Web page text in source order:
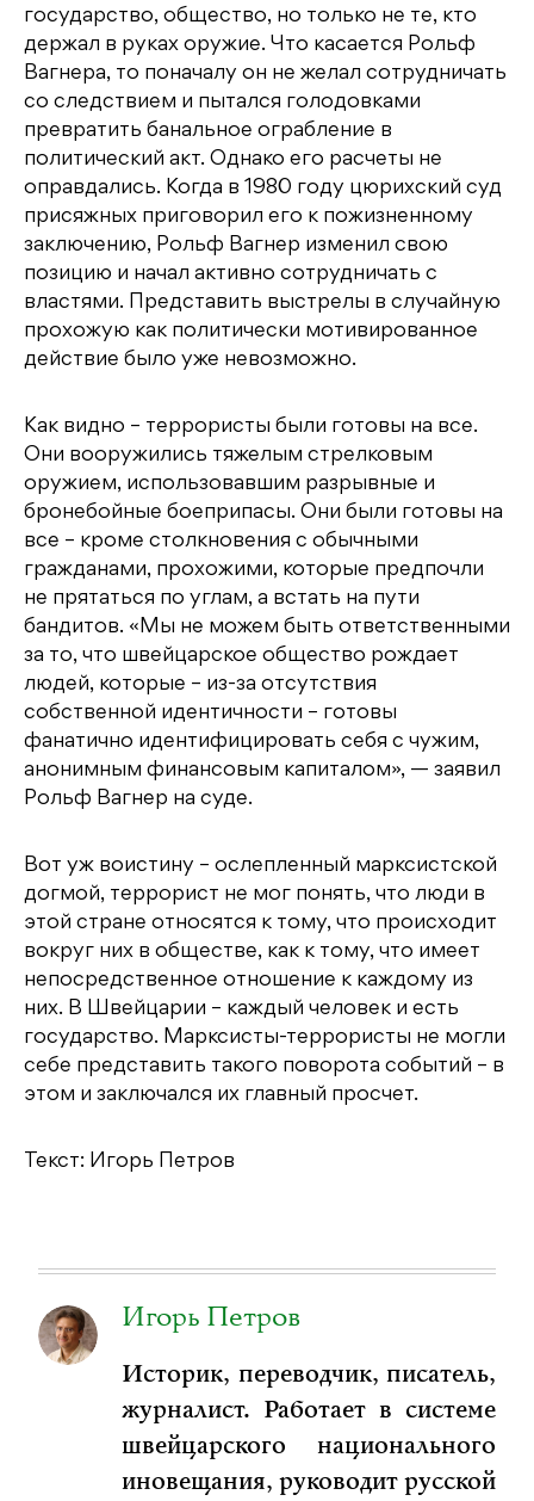
государство, общество, но только не те, кто
держал в руках оружие. Что касается Рольф
Вагнера, то поначалу он не желал сотрудничать
со следствием и пытался голодовками
превратить банальное ограбление в
политический акт. Однако его расчеты не
оправдались. Когда в 1980 году цюрихский суд
присяжных приговорил его к пожизненному
заключению, Рольф Вагнер изменил свою
позицию и начал активно сотрудничать с
властями. Представить выстрелы в случайную
прохожую как политически мотивированное
действие было уже невозможно.
Как видно – террористы были готовы на все.
Они вооружились тяжелым стрелковым
оружием, использовавшим разрывные и
бронебойные боеприпасы. Они были готовы на
все – кроме столкновения с обычными
гражданами, прохожими, которые предпочли
не прятаться по углам, а встать на пути
бандитов. «Мы не можем быть ответственными
за то, что швейцарское общество рождает
людей, которые – из-за отсутствия
собственной идентичности – готовы
фанатично идентифицировать себя с чужим,
анонимным финансовым капиталом», — заявил
Рольф Вагнер на суде.
Вот уж воистину – ослепленный марксистской
догмой, террорист не мог понять, что люди в
этой стране относятся к тому, что происходит
вокруг них в обществе, как к тому, что имеет
непосредственное отношение к каждому из
них. В Швейцарии – каждый человек и есть
государство. Марксисты-террористы не могли
себе представить такого поворота событий – в
этом и заключался их главный просчет.
Текст: Игорь Петров
Игорь Петров
Историк, переводчик, писатель,
журналист. Работает в системе
швейцарского национального
иновещания, руководит русской